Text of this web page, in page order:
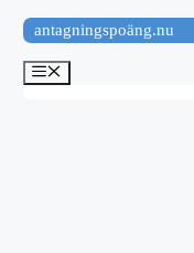
Hoppa
till
innehåll
antagningspoäng.nu
Meny